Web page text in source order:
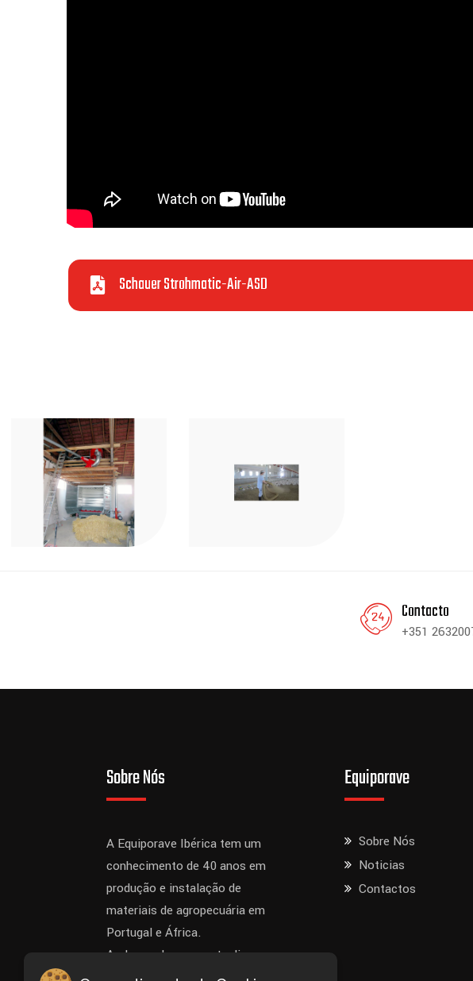
Schauer Strohmatic-Air-ASD
Contacto
+351
Sobre Nós
A Equiporave Ibérica tem um
conhecimento de 40 anos em
produção e instalação de
materiais de agropecuária em
Portugal e África.
Ao longo dos anos atualizou-se
sempre para acompanhar os
Equiporave
Sobre Nós
Noticias
Contactos